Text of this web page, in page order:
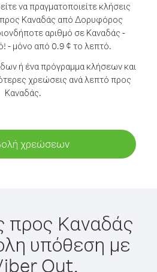
να πραγματοποιείτε κλήσεις
προς Καναδάς από Δορυφόρος
αριθμό σε Καναδάς -
- μόνο από 0.9 ¢ το λεπτό.
ή ένα πρόγραμμα κλήσεων και
χρεώσεις ανά λεπτό προς
Καναδάς.
χρεώσεων
προς Καναδάς
υπόθεση με
Out.